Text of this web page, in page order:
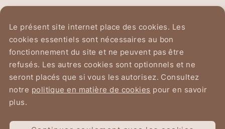
Saint-Sépulcre de Jérusalem
Avenue du Chant d'Oiseau 2
1150 Bruxelles
Le présent site internet place des cookies. Les
cookies essentiels sont nécessaires au bon
fonctionnement du site et ne peuvent pas être
refusés. Les autres cookies sont optionnels et ne
seront placés que si vous les autorisez. Consultez
notre politique en matière de cookies pour en savoir
plus.